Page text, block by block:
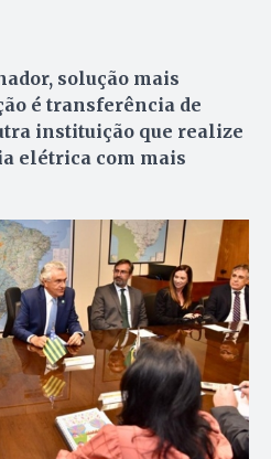
solução mais
é transferência de
instituição que realize
elétrica com mais